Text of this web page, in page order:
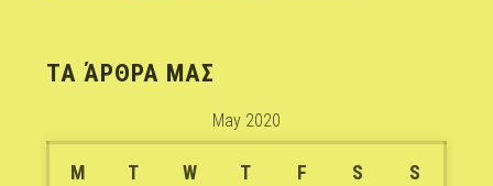
ΤΑ ΆΡΘΡΑ ΜΑΣ
May 2020
M T W T F S S